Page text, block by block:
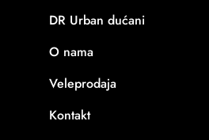
DR Urban dućani
O nama
Veleprodaja
Kontakt